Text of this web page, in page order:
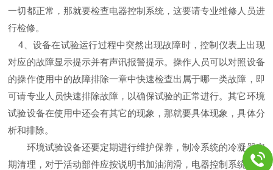
一切都正常，那就要检查电器控制系统，这要请专业维修人员进
行检修。
4、 设备在试验运行过程中突然出现故障时，控制仪表上出现
对应的故障显示提示并有声讯报警提示。操作人员可以对照设备
的操作使用中的故障排除一章中快速检查出属于哪一类故障，即
可请专业人员快速排除故障，以确保试验的正常进行。其它环境
试验设备在使用中还会有其它的现象，那就要具体现象，具体分
析和排除。
环境试验设备还要定期进行维护保养，制冷系统的冷凝器定
期清理，对于活动部件应按说明书加油润滑，电器控制系统定期